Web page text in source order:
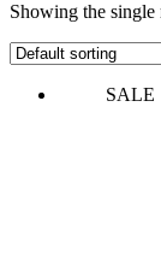
Showing the single
SALE